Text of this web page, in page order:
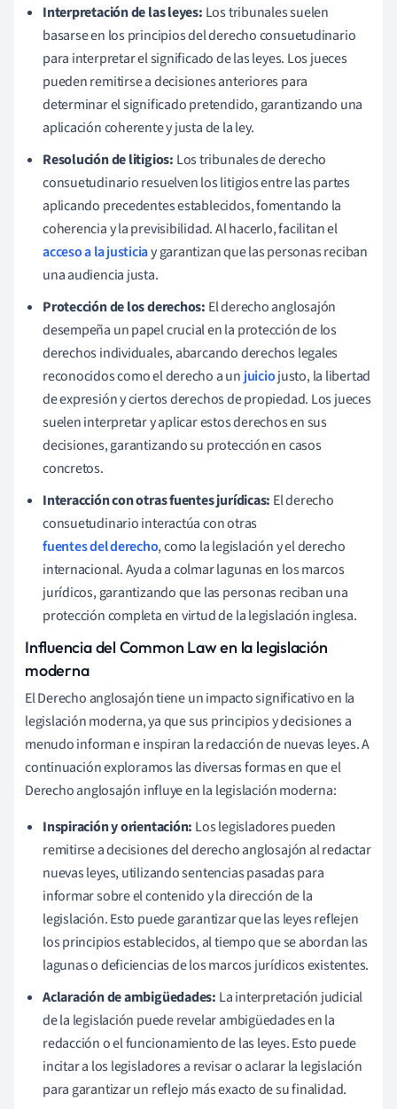
Interpretación de las leyes: Los tribunales suelen
basarse en los principios del derecho consuetudinario
para interpretar el significado de las leyes. Los jueces
pueden remitirse a decisiones anteriores para
determinar el significado pretendido, garantizando una
aplicación coherente y justa de la ley.
Resolución de litigios: Los tribunales de derecho
consuetudinario resuelven los litigios entre las partes
aplicando precedentes establecidos, fomentando la
coherencia y la previsibilidad. Al hacerlo, facilitan el
acceso a la justiciay garantizan que las personas reciban
una audiencia justa.
Protección de los derechos: El derecho anglosajón
desempeña un papel crucial en la protección de los
derechos individuales, abarcando derechos legales
reconocidos como el derecho a un juiciojusto, la libertad
de expresión y ciertos derechos de propiedad. Los jueces
suelen interpretar y aplicar estos derechos en sus
decisiones, garantizando su protección en casos
concretos.
Interacción con otras fuentes jurídicas: El derecho
consuetudinario interactúa con otras
fuentes del derecho, como la legislación y el derecho
internacional. Ayuda a colmar lagunas en los marcos
jurídicos, garantizando que las personas reciban una
protección completa en virtud de la legislación inglesa.
Influencia del Common Law en la legislación
moderna
El Derecho anglosajón tiene un impacto significativo en la
legislación moderna, ya que sus principios y decisiones a
menudo informan e inspiran la redacción de nuevas leyes. A
continuación exploramos las diversas formas en que el
Derecho anglosajón influye en la legislación moderna:
Inspiración y orientación: Los legisladores pueden
remitirse a decisiones del derecho anglosajón al redactar
nuevas leyes, utilizando sentencias pasadas para
informar sobre el contenido y la dirección de la
legislación. Esto puede garantizar que las leyes reflejen
los principios establecidos, al tiempo que se abordan las
lagunas o deficiencias de los marcos jurídicos existentes.
Aclaración de ambigüedades: La interpretación judicial
de la legislación puede revelar ambigüedades en la
redacción o el funcionamiento de las leyes. Esto puede
incitar a los legisladores a revisar o aclarar la legislación
para garantizar un reflejo más exacto de su finalidad.